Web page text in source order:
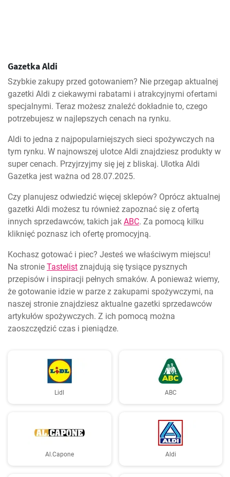
Gazetka Aldi
Szybkie zakupy przed gotowaniem? Nie przegap aktualnej
gazetki Aldi z ciekawymi rabatami i atrakcyjnymi ofertami
specjalnymi. Teraz możesz znaleźć dokładnie to, czego
potrzebujesz w najlepszych cenach na rynku.
Aldi to jedna z najpopularniejszych sieci spożywczych na
tym rynku. W najnowszej ulotce Aldi znajdziesz produkty w
super cenach. Przyjrzyjmy się jej z bliskaj. Ulotka Aldi
Gazetka jest ważna od 28.07.2025.
Czy planujesz odwiedzić więcej sklepów? Oprócz aktualnej
gazetki Aldi możesz tu również zapoznać się z ofertą
innych sprzedawców, takich jak ABC. Za pomocą kilku
kliknięć poznasz ich ofertę promocyjną.
Kochasz gotować i piec? Jesteś we właściwym miejscu!
Na stronie Tastelist znajdują się tysiące pysznych
przepisów i inspiracji pełnych smaków. A ponieważ wiemy,
że gotowanie idzie w parze z zakupami spożywczymi, na
naszej stronie znajdziesz aktualne gazetki sprzedawców
artykułów spożywczych. Z ich pomocą można
zaoszczędzić czas i pieniądze.
Lidl ABC
Al.Capone Aldi